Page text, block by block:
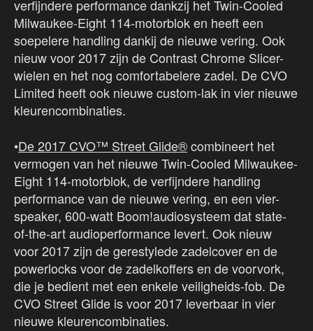
verfijndere performance dankzij het Twin-Cooled
Milwaukee-Eight 114-motorblok en heeft een
soepelere handling dankij de nieuwe vering. Ook
nieuw voor 2017 zijn de Contrast Chrome Slicer-
wielen en het nog comfortabelere zadel. De CVO
Limited heeft ook nieuwe custom-lak in vier nieuwe
kleurencombinaties.
•De 2017 CVO™ Street Glide®combineert het
vermogen van het nieuwe Twin-Cooled Milwaukee-
Eight 114-motorblok, de verfijndere handling
performance van de nieuwe vering, en een vier-
speaker, 600-watt Boom!audiosysteem dat state-
of-the-art audioperformance levert. Ook nieuw
voor 2017 zijn de gerestylede zadelcover en de
powerlocks voor de zadelkoffers en de voorvork,
die je bedient met een enkele veiligheids-fob. De
CVO Street Glide is voor 2017 leverbaar in vier
nieuwe kleurencombinaties.